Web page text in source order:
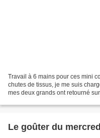
Travail à 6 mains pour ces mini
chutes de tissus, je me suis
mes deux grands ont retourné
Le goûter du